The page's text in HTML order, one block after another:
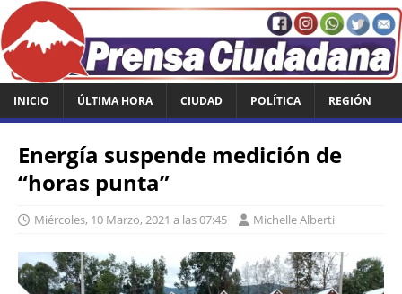
INICIO ÚLTIMA HORA CIUDAD POLÍTICA REGIÓN
Energía suspende medición de
“horas punta”
Miércoles, 10 Marzo, 2021 a las 07:45 Michelle Alberti